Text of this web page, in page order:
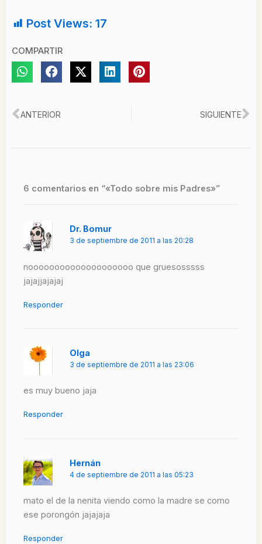
Post Views: 17
COMPARTIR
Ant
ANTERIOR SIGUIENTE
6 comentarios en “«Todo sobre mis Padres»”
Dr. Bomur
3 de septiembre de 2011 a las 20:28
noooooooooooooooooooo que gruesosssss
jajajjajajaj
Responder
Olga
3 de septiembre de 2011 a las 23:06
es muy bueno jaja
Responder
Hernán
4 de septiembre de 2011 a las 05:23
mato el de la nenita viendo como la madre se como
ese porongón jajajaja
Responder